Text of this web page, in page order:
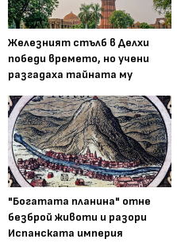
Железният стълб в Делхи
победи времето, но учени
разгадаха тайната му
"Богатата планина" отне
безброй животи и разори
Испанската империя